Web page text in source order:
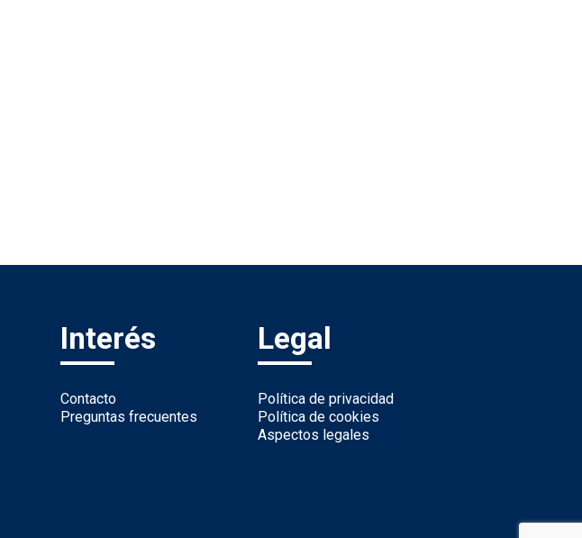
Interés
Contacto
Preguntas frecuentes
Legal
Política de privacidad
Política de cookies
Aspectos legales